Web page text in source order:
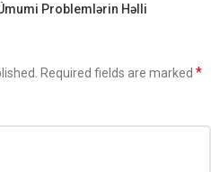
Problemlərin Həlli
Required fields are marked *